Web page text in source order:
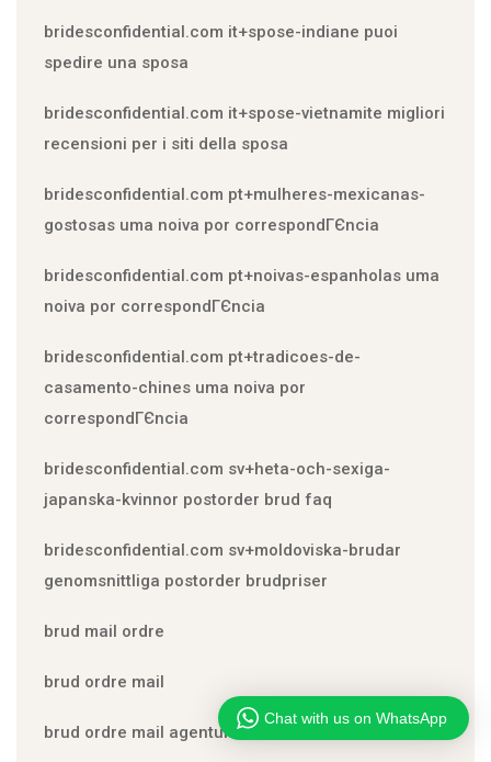
bridesconfidential.com it+spose-indiane puoi
spedire una sposa
bridesconfidential.com it+spose-vietnamite migliori
recensioni per i siti della sposa
bridesconfidential.com pt+mulheres-mexicanas-
gostosas uma noiva por correspondГЄncia
bridesconfidential.com pt+noivas-espanholas uma
noiva por correspondГЄncia
bridesconfidential.com pt+tradicoes-de-
casamento-chines uma noiva por
correspondГЄncia
bridesconfidential.com sv+heta-och-sexiga-
japanska-kvinnor postorder brud faq
bridesconfidential.com sv+moldoviska-brudar
genomsnittliga postorder brudpriser
brud mail ordre
brud ordre mail
brud ordre mail agentur
Chat with us on WhatsApp